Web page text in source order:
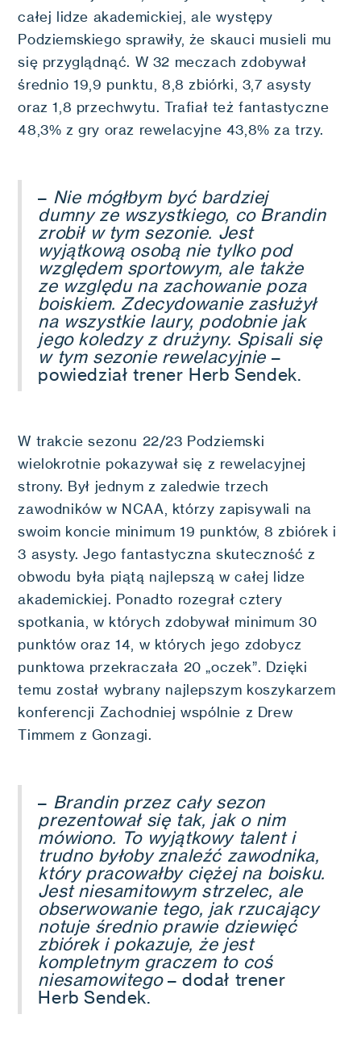
całej lidze akademickiej, ale występy
Podziemskiego sprawiły, że skauci musieli mu
się przyglądnąć. W 32 meczach zdobywał
średnio 19,9 punktu, 8,8 zbiórki, 3,7 asysty
oraz 1,8 przechwytu. Trafiał też fantastyczne
48,3% z gry oraz rewelacyjne 43,8% za trzy.
– Nie mógłbym być bardziej
dumny ze wszystkiego, co Brandin
zrobił w tym sezonie. Jest
wyjątkową osobą nie tylko pod
względem sportowym, ale także
ze względu na zachowanie poza
boiskiem. Zdecydowanie zasłużył
na wszystkie laury, podobnie jak
jego koledzy z drużyny. Spisali się
w tym sezonie rewelacyjnie –
powiedział trener Herb Sendek.
W trakcie sezonu 22/23 Podziemski
wielokrotnie pokazywał się z rewelacyjnej
strony. Był jednym z zaledwie trzech
zawodników w NCAA, którzy zapisywali na
swoim koncie minimum 19 punktów, 8 zbiórek i
3 asysty. Jego fantastyczna skuteczność z
obwodu była piątą najlepszą w całej lidze
akademickiej. Ponadto rozegrał cztery
spotkania, w których zdobywał minimum 30
punktów oraz 14, w których jego zdobycz
punktowa przekraczała 20 „oczek”. Dzięki
temu został wybrany najlepszym koszykarzem
konferencji Zachodniej wspólnie z Drew
Timmem z Gonzagi.
– Brandin przez cały sezon
prezentował się tak, jak o nim
mówiono. To wyjątkowy talent i
trudno byłoby znaleźć zawodnika,
który pracowałby ciężej na boisku.
Jest niesamitowym strzelec, ale
obserwowanie tego, jak rzucający
notuje średnio prawie dziewięć
zbiórek i pokazuje, że jest
kompletnym graczem to coś
niesamowitego– dodał trener
Herb Sendek.